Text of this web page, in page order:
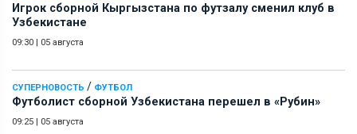
Игрок сборной Кыргызстана по футзалу сменил клуб в
Узбекистане
09:30 | 05 августа
СУПЕРНОВОСТЬ / ФУТБОЛ
Футболист сборной Узбекистана перешел в «Рубин»
09:25 | 05 августа